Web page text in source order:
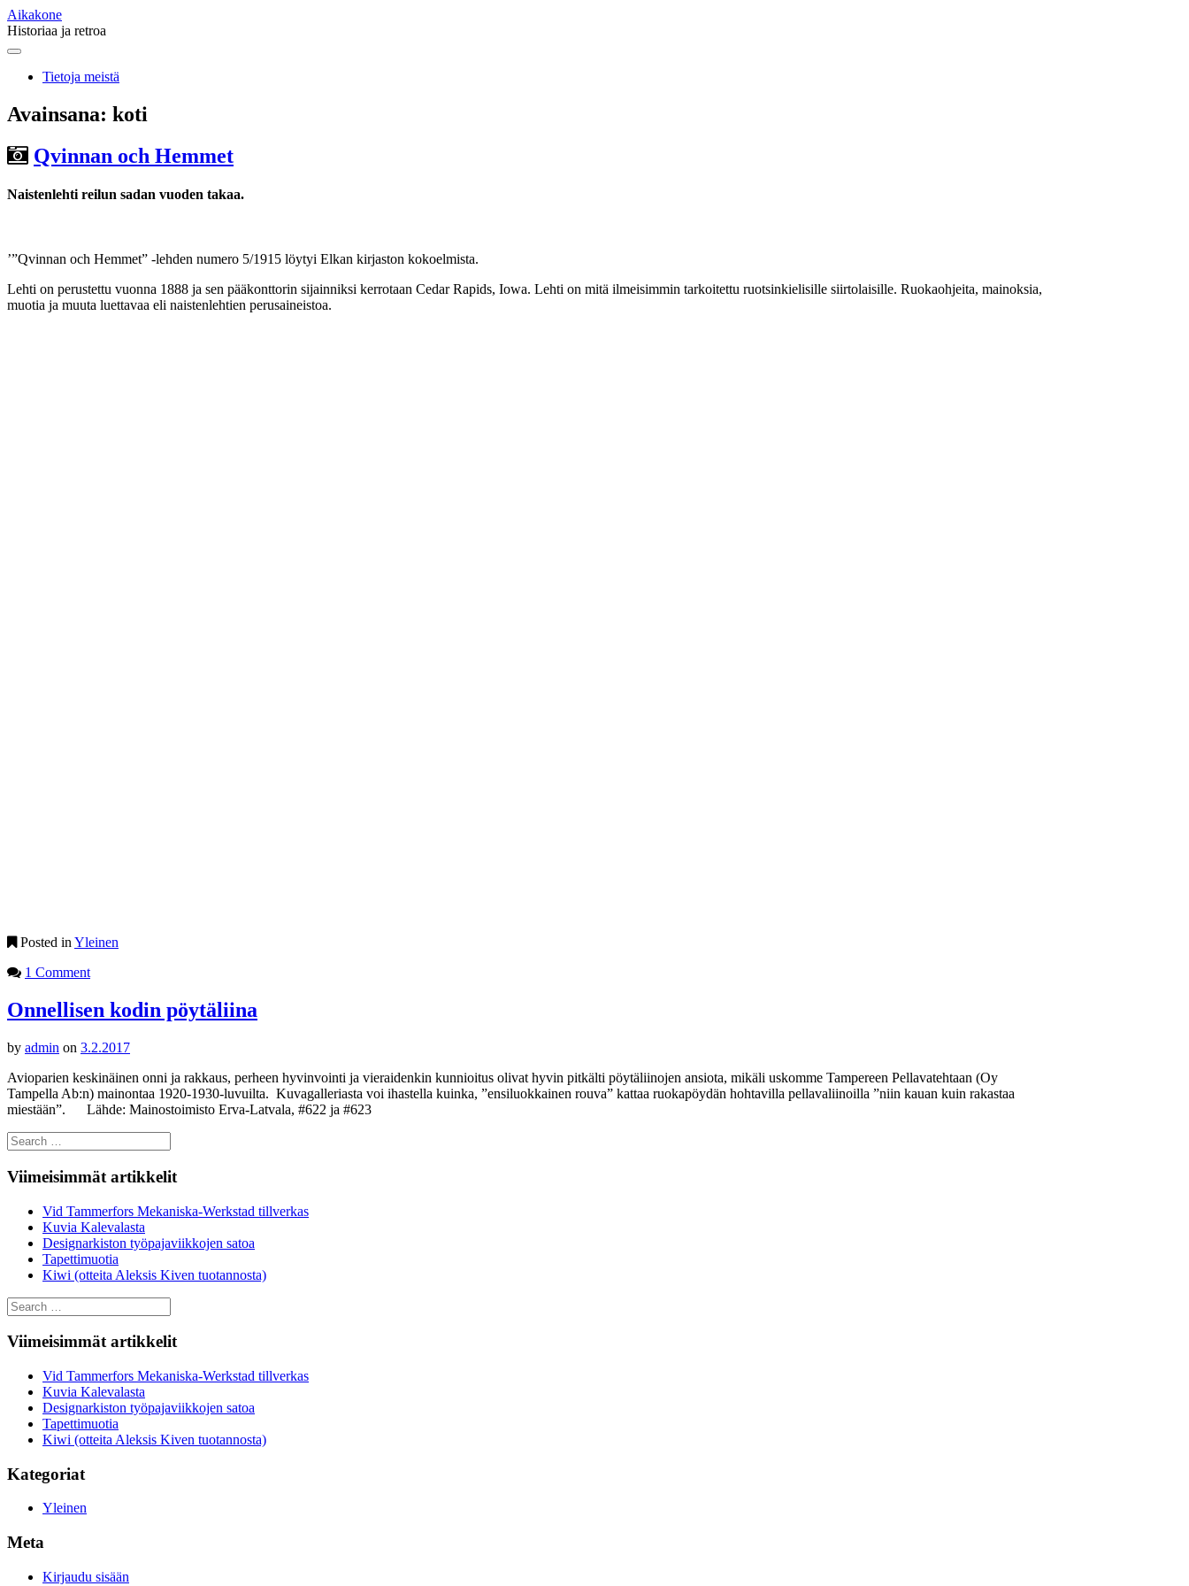
Aikakone
Historiaa ja retroa
Main
Skip
contentTietoja meistä
Avainsana: koti
Qvinnan och Hemmet
Naistenlehti reilun sadan vuoden takaa.
’”Qvinnan och Hemmet” -lehden numero 5/1915 löytyi Elkan kirjaston kokoelmista.
Lehti on perustettu vuonna 1888 ja sen pääkonttorin sijainniksi kerrotaan Cedar Rapids, Iowa. Lehti on mitä ilmeisimmin tarkoitettu ruotsinkielisille siirtolaisille. Ruokaohjeita, mainoksia,
muotia ja muuta luettavaa eli naistenlehtien perusaineistoa.
Posted in Yleinen
1 Comment
Onnellisen kodin pöytäliina
by admin on 3.2.2017
Avioparien keskinäinen onni ja rakkaus, perheen hyvinvointi ja vieraidenkin kunnioitus olivat hyvin pitkälti pöytäliinojen ansiota, mikäli uskomme Tampereen Pellavatehtaan (Oy
Tampella Ab:n) mainontaa 1920-1930-luvuilta. Kuvagalleriasta voi ihastella kuinka, ”ensiluokkainen rouva” kattaa ruokapöydän hohtavilla pellavaliinoilla ”niin kauan kuin rakastaa
miestään”. Lähde: Mainostoimisto Erva-Latvala, #622 ja #623
Search
for:
Viimeisimmät artikkelit
Vid Tammerfors Mekaniska-Werkstad tillverkas
Kuvia Kalevalasta
Designarkiston työpajaviikkojen satoa
Tapettimuotia
Kiwi (otteita Aleksis Kiven tuotannosta)
Search
for:
Viimeisimmät artikkelit
Vid Tammerfors Mekaniska-Werkstad tillverkas
Kuvia Kalevalasta
Designarkiston työpajaviikkojen satoa
Tapettimuotia
Kiwi (otteita Aleksis Kiven tuotannosta)
Kategoriat
Yleinen
Meta
Kirjaudu sisään